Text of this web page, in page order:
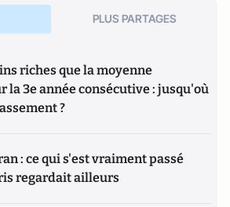
PLUS PARTAGES
riches que la moyenne
la 3e année consécutive : jusqu'où
?
: ce qui s'est vraiment passé
regardait ailleurs